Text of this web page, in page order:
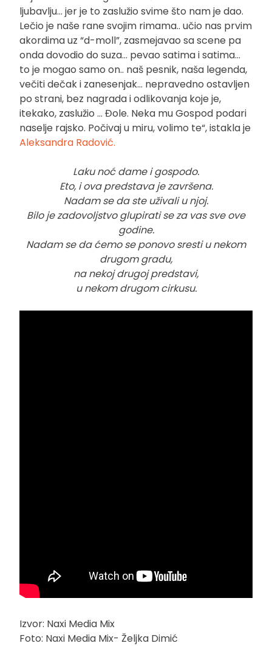
ljubavlju… jer je to zaslužio svime što nam je dao.
Lečio je naše rane svojim rimama.. učio nas prvim
akordima uz “d-moll”, zasmejavao sa scene pa
onda dovodio do suza… pevao satima i satima…
to je mogao samo on.. naš pesnik, naša legenda,
večiti dečak i zanesenjak… nepravedno ostavljen
po strani, bez nagrada i odlikovanja koje je,
itekako, zaslužio … Đole. Neka mu Gospod podari
naselje rajsko. Počivaj u miru, volimo te“, istakla je
Aleksandra Radović.
Laku noć dame i gospodo.
Eto, i ova predstava je završena.
Nadam se da ste uživali u njoj.
Bilo je zadovoljstvo glupirati se za vas sve ove
godine.
Nadam se da ćemo se ponovo sresti u nekom
drugom gradu,
na nekoj drugoj predstavi,
u nekom drugom cirkusu.
Izvor: Naxi Media Mix
Foto: Naxi Media Mix- Željka Dimić